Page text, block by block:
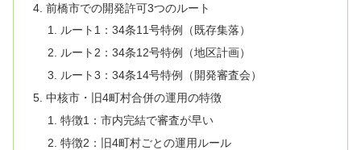
前橋市での開発許可3つのルート
ルート1：34条11号特例（既存集落）
ルート2：34条12号特例（地区計画）
ルート3：34条14号特例（開発審査会）
中核市・旧4町村合併の運用の特徴
特徴1：市内完結で審査が早い
特徴2：旧4町村ごとの運用ルール